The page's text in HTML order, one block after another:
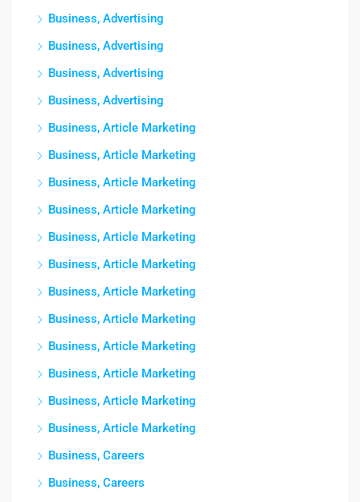
Business, Advertising
Business, Advertising
Business, Advertising
Business, Advertising
Business, Article Marketing
Business, Article Marketing
Business, Article Marketing
Business, Article Marketing
Business, Article Marketing
Business, Article Marketing
Business, Article Marketing
Business, Article Marketing
Business, Article Marketing
Business, Article Marketing
Business, Article Marketing
Business, Article Marketing
Business, Careers
Business, Careers